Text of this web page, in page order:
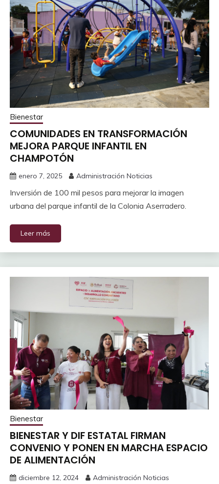
Bienestar
COMUNIDADES EN TRANSFORMACIÓN
MEJORA PARQUE INFANTIL EN
CHAMPOTÓN
enero 7, 2025 Administración Noticias
Inversión de 100 mil pesos para mejorar la imagen
urbana del parque infantil de la Colonia Aserradero.
Leer más
Bienestar
BIENESTAR Y DIF ESTATAL FIRMAN
CONVENIO Y PONEN EN MARCHA ESPACIO
DE ALIMENTACIÓN
diciembre 12, 2024 Administración Noticias